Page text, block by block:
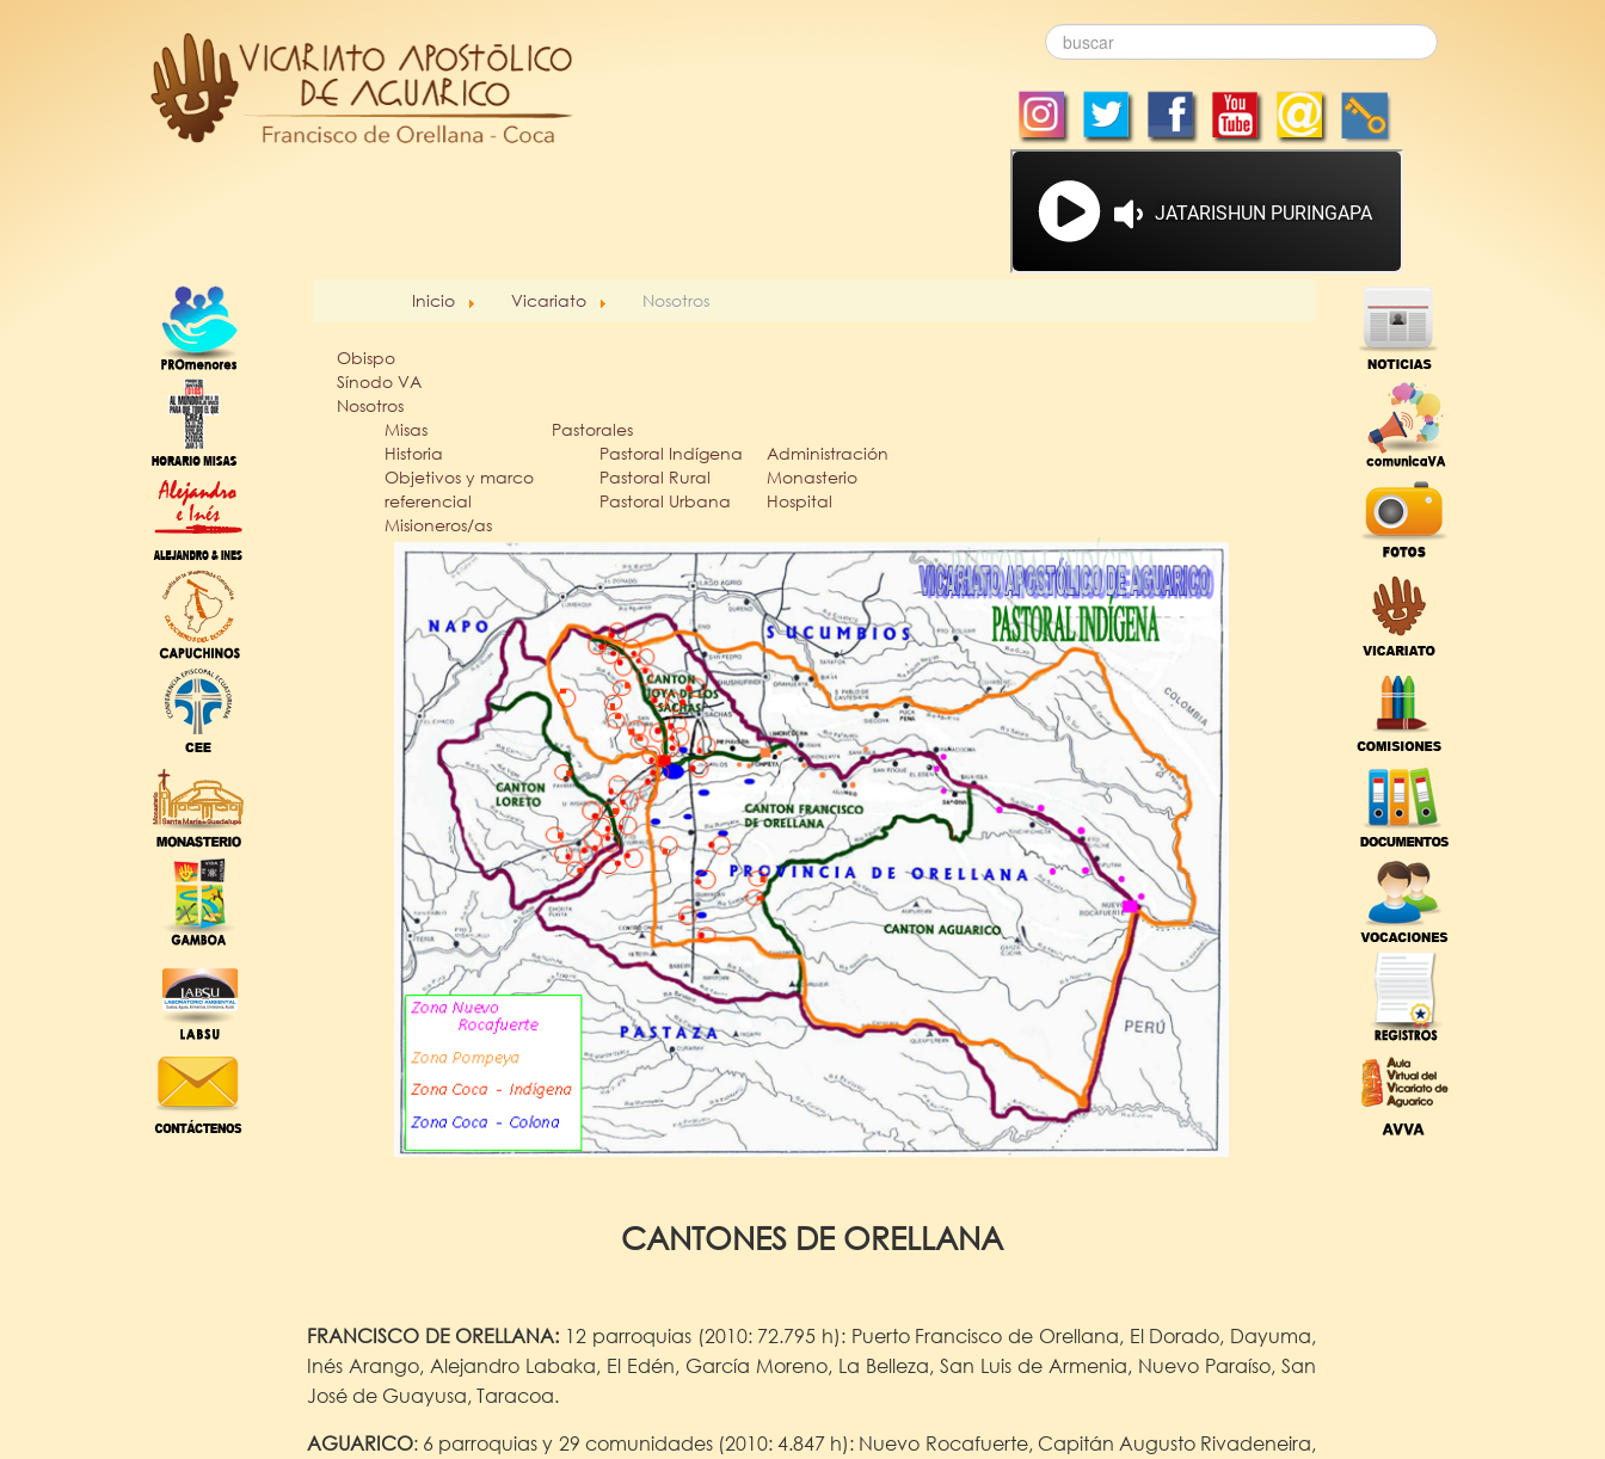
Inicio Vicariato Nosotros
Obispo
Sínodo VA
Nosotros
Misas
Historia
Objetivos y marco
referencial
Misioneros/as
Pastorales
Pastoral Indígena
Pastoral Rural
Pastoral Urbana
Administración
Monasterio
Hospital
CANTONES DE ORELLANA
FRANCISCO DE ORELLANA: 12 parroquias (2010: 72.795 h): Puerto Francisco de Orellana, El Dorado, Dayuma,
Inés Arango, Alejandro Labaka, El Edén, García Moreno, La Belleza, San Luis de Armenia, Nuevo Paraíso, San
José de Guayusa, Taracoa.
AGUARICO: 6 parroquias y 29 comunidades (2010: 4.847 h): Nuevo Rocafuerte, Capitán Augusto Rivadeneira,